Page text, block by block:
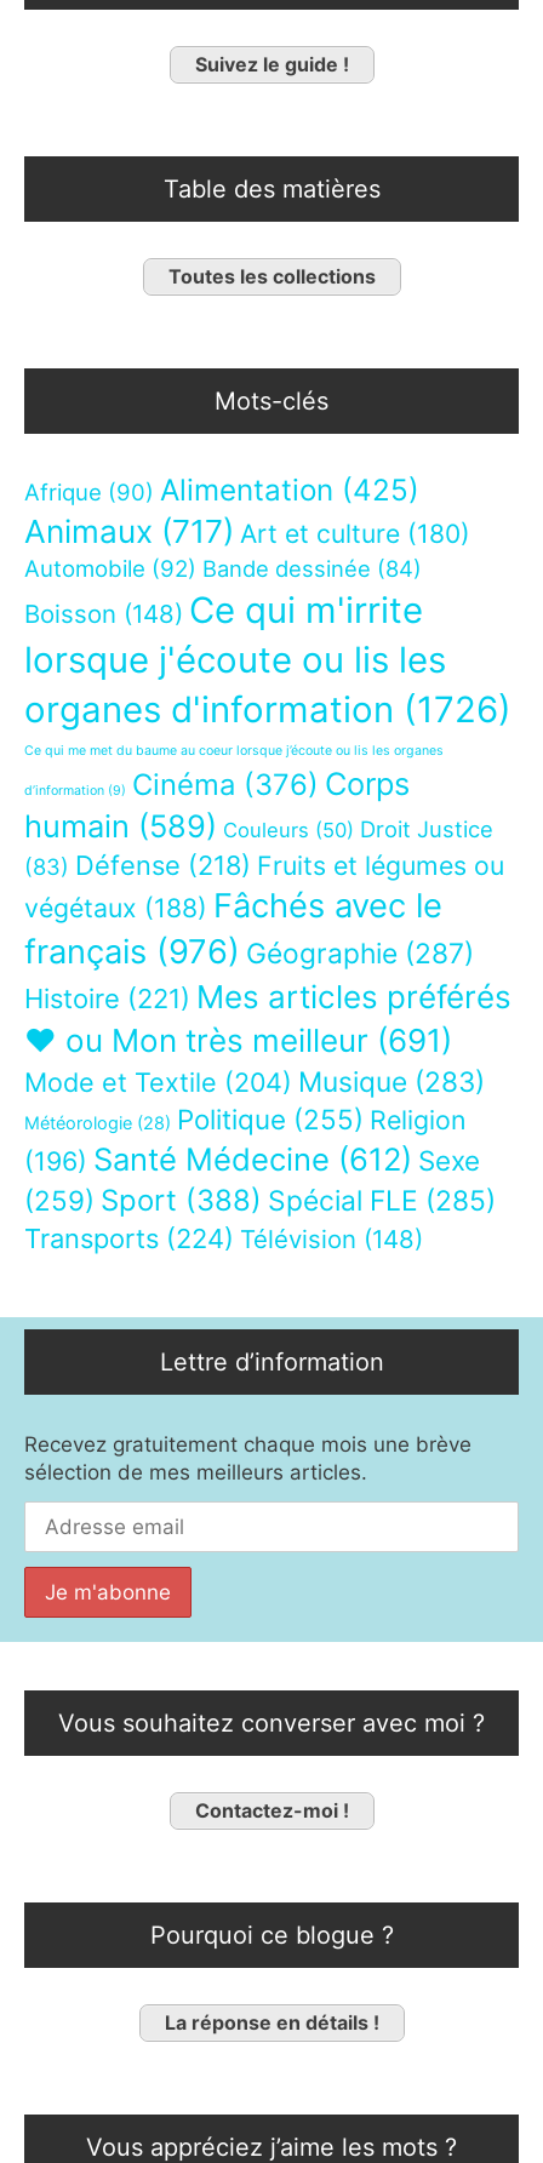
Suivez le guide !
Table des matières
Toutes les collections
Mots-clés
Afrique (90) Alimentation (425)
Animaux (717) Art et culture (180)
Automobile (92) Bande dessinée (84)
Boisson (148) Ce qui m'irrite
lorsque j'écoute ou lis les
organes d'information (1726)
Ce qui me met du baume au coeur lorsque j’écoute ou lis les organes
d’information (9) Cinéma (376) Corps
humain (589) Couleurs (50) Droit Justice
(83) Défense (218) Fruits et légumes ou
végétaux (188) Fâchés avec le
français (976) Géographie (287)
Histoire (221) Mes articles préférés
❤ ou Mon très meilleur (691)
Mode et Textile (204) Musique (283)
Météorologie (28) Politique (255) Religion
(196) Santé Médecine (612) Sexe
(259) Sport (388) Spécial FLE (285)
Transports (224) Télévision (148)
Lettre d’information
Recevez gratuitement chaque mois une brève
sélection de mes meilleurs articles.
Vous souhaitez converser avec moi ?
Contactez-moi !
Pourquoi ce blogue ?
La réponse en détails !
Vous appréciez j’aime les mots ?